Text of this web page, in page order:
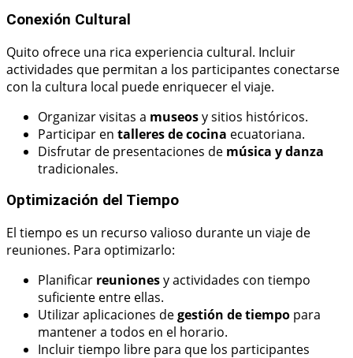
Conexión Cultural
Quito ofrece una rica experiencia cultural. Incluir
actividades que permitan a los participantes conectarse
con la cultura local puede enriquecer el viaje.
Organizar visitas a museosy sitios históricos.
Participar en talleres de cocina ecuatoriana.
Disfrutar de presentaciones de música y danza
tradicionales.
Optimización del Tiempo
El tiempo es un recurso valioso durante un viaje de
reuniones. Para optimizarlo:
Planificar reunionesy actividades con tiempo
suficiente entre ellas.
Utilizar aplicaciones degestión de tiempo para
mantener a todos en el horario.
Incluir tiempo libre para que los participantes